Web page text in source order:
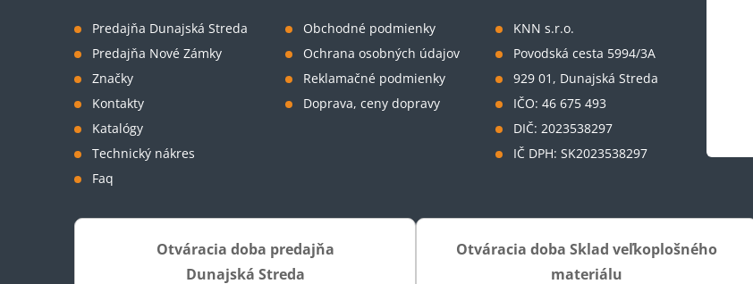
Predajňa Dunajská Streda
Predajňa Nové Zámky
Značky
Kontakty
Katalógy
Technický nákres
Faq
Obchodné podmienky
Ochrana osobných údajov
Reklamačné podmienky
Doprava, ceny dopravy
KNN s.r.o.
Povodská cesta 5994/3A
929 01, Dunajská Streda
IČO: 46 675 493
DIČ: 2023538297
IČ DPH: SK2023538297
Otváracia doba predajňa
Dunajská Streda
Otváracia doba Sklad veľkoplošného
materiálu